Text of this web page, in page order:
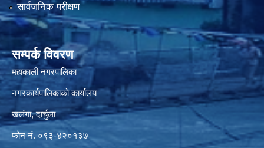
सार्वजनिक परीक्षण
सम्पर्क विवरण
महाकाली नगरपालिका
नगरकार्यपालिकाको कार्यालय
खलंगा, दार्चुला
फोन नं. ०९३-४२०१३७